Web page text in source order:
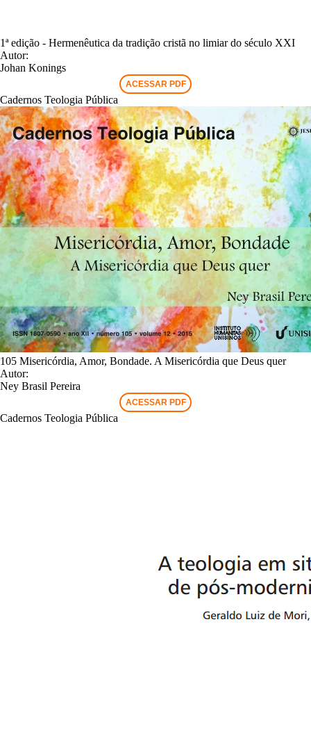
1ª edição - Hermenêutica da tradição cristã no limiar do século XXI
Autor:
Johan Konings
ACESSAR PDF
Cadernos Teologia Pública
105 Misericórdia, Amor, Bondade. A Misericórdia que Deus quer
Autor:
Ney Brasil Pereira
ACESSAR PDF
Cadernos Teologia Pública